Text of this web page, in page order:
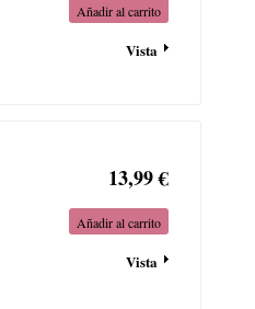
Añadir al carrito
Vista
13,99 €
Añadir al carrito
Vista